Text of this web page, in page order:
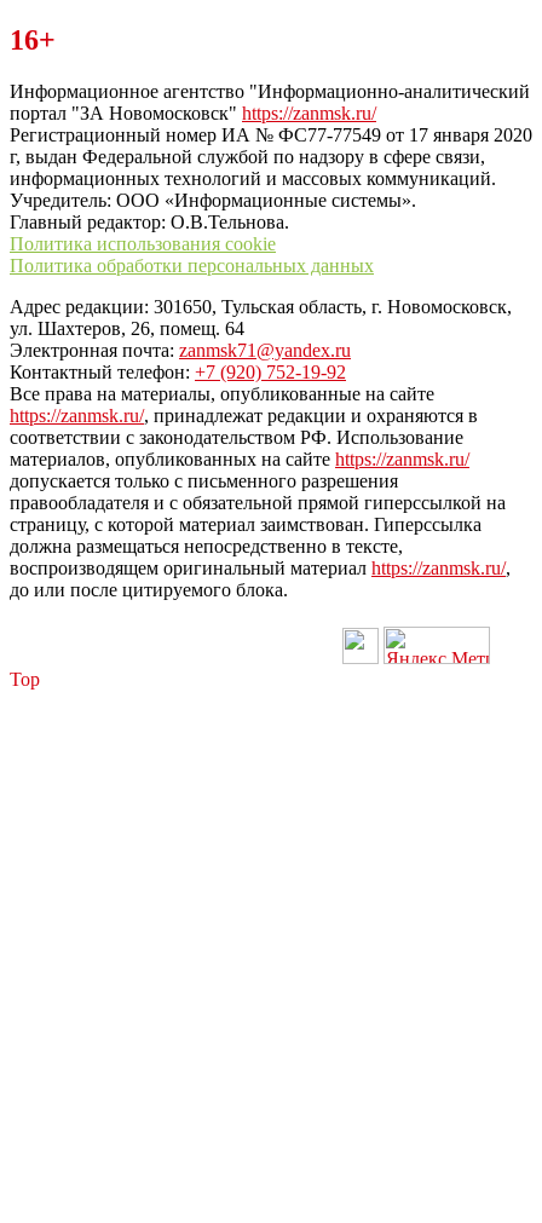
Читайте последние новости дня в Тульской области на сайте
“ЗаНовомосковск”
16+
Информационное агентство "Информационно-аналитический
портал "ЗА Новомосковск" https://zanmsk.ru/
Регистрационный номер ИА № ФС77-77549 от 17 января 2020
г, выдан Федеральной службой по надзору в сфере связи,
информационных технологий и массовых коммуникаций.
Учредитель: ООО «Информационные системы».
Главный редактор: О.В.Тельнова.
Политика использования cookie
Политика обработки персональных данных
Адрес редакции: 301650, Тульская область, г. Новомосковск,
ул. Шахтеров, 26, помещ. 64
Электронная почта: zanmsk71@yandex.ru
Контактный телефон: +7 (920) 752-19-92
Все права на материалы, опубликованные на сайте
https://zanmsk.ru/, принадлежат редакции и охраняются в
соответствии с законодательством РФ. Использование
материалов, опубликованных на сайте https://zanmsk.ru/
допускается только с письменного разрешения
правообладателя и с обязательной прямой гиперссылкой на
страницу, с которой материал заимствован. Гиперссылка
должна размещаться непосредственно в тексте,
воспроизводящем оригинальный материал https://zanmsk.ru/,
до или после цитируемого блока.
Top